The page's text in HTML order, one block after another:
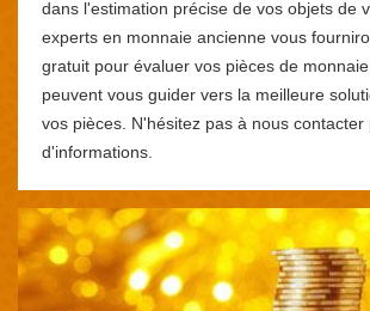
dans l'estimation précise de vos objets de
experts en monnaie ancienne vous
gratuit pour évaluer vos pièces de
peuvent vous guider vers la meilleure
vos pièces. N'hésitez pas à nous contacter
d'informations.